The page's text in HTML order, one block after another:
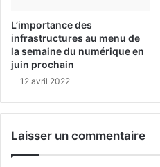
L’importance des
infrastructures au menu de
la semaine du numérique en
juin prochain
12 avril 2022
Laisser un commentaire